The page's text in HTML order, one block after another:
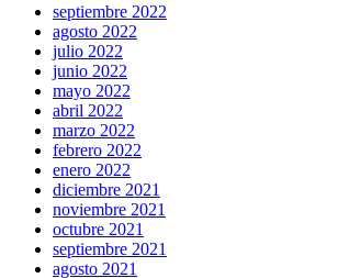
septiembre 2022
agosto 2022
julio 2022
junio 2022
mayo 2022
abril 2022
marzo 2022
febrero 2022
enero 2022
diciembre 2021
noviembre 2021
octubre 2021
septiembre 2021
agosto 2021